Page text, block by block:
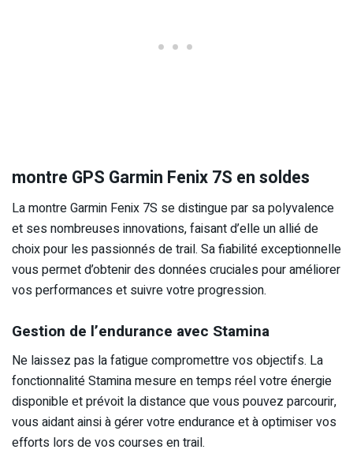
montre GPS Garmin Fenix 7S en soldes
La montre Garmin Fenix 7S se distingue par sa polyvalence
et ses nombreuses innovations, faisant d’elle un allié de
choix pour les passionnés de trail. Sa fiabilité exceptionnelle
vous permet d’obtenir des données cruciales pour améliorer
vos performances et suivre votre progression.
Gestion de l’endurance avec Stamina
Ne laissez pas la fatigue compromettre vos objectifs. La
fonctionnalité Stamina mesure en temps réel votre énergie
disponible et prévoit la distance que vous pouvez parcourir,
vous aidant ainsi à gérer votre endurance et à optimiser vos
efforts lors de vos courses en trail.